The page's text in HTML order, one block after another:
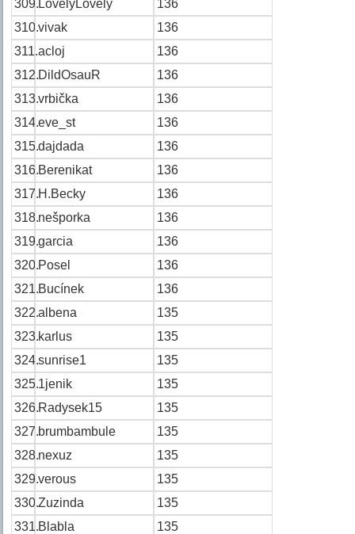
309.LovelyLovely
136
310.vivak
136
311.acloj
136
312.DildOsauR
136
313.vrbička
136
314.eve_st
136
315.dajdada
136
316.Berenikat
136
317.H.Becky
136
318.nešporka
136
319.garcia
136
320.Posel
136
321.Bucínek
136
322.albena
135
323.karlus
135
324.sunrise1
135
325.1jenik
135
326.Radysek15
135
327.brumbambule
135
328.nexuz
135
329.verous
135
330.Zuzinda
135
331.Blabla
135